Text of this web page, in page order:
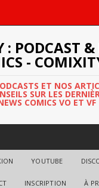
PODCAST &
-
ET NOS
SUR LES
COMICS VO ET VF
YOUTUBE
INSCRIPTION À